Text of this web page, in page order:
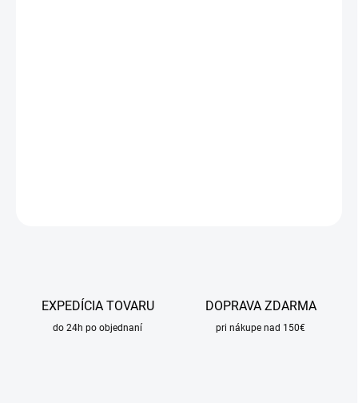
EXPEDÍCIA TOVARU
do 24h po objednaní
DOPRAVA ZDARMA
pri nákupe nad 150€